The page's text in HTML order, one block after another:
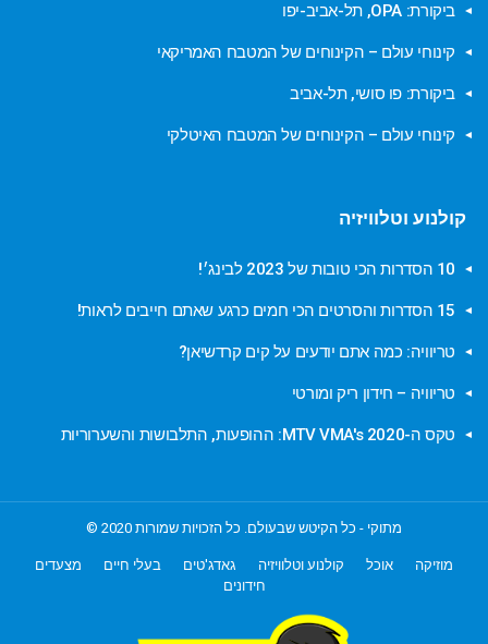
ביקורת: OPA, תל-אביב-יפו
קינוחי עולם – הקינוחים של המטבח האמריקאי
ביקורת: פו סושי, תל-אביב
קינוחי עולם – הקינוחים של המטבח האיטלקי
קולנוע וטלוויזיה
10 הסדרות הכי טובות של 2023 לבינג׳!
15 הסדרות והסרטים הכי חמים כרגע שאתם חייבים לראות!
טריוויה: כמה אתם יודעים על קים קרדשיאן?
טריוויה – חידון ריק ומורטי
טקס ה-MTV VMA's 2020: ההופעות, התלבושות והשערוריות
מתוקי - כל הקיטש שבעולם. כל הזכויות שמורות 2020 ©
מוזיקה אוכל קולנוע וטלוויזיה גאדג'טים בעלי חיים
מצעדים
חידונים